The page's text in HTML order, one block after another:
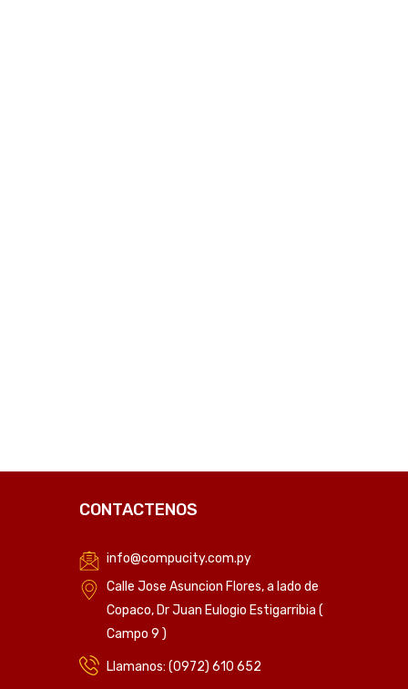
CONTACTENOS
info@compucity.com.py
Calle Jose Asuncion Flores, a lado de
Copaco, Dr Juan Eulogio Estigarribia (
Campo 9 )
Llamanos: (0972) 610 652